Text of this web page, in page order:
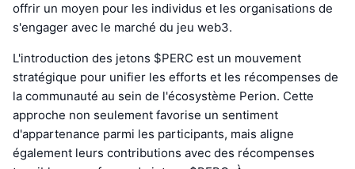
offrir un moyen pour les individus et les organisations de
s'engager avec le marché du jeu web3.
L'introduction des jetons $PERC est un mouvement
stratégique pour unifier les efforts et les récompenses de
la communauté au sein de l'écosystème Perion. Cette
approche non seulement favorise un sentiment
d'appartenance parmi les participants, mais aligne
également leurs contributions avec des récompenses